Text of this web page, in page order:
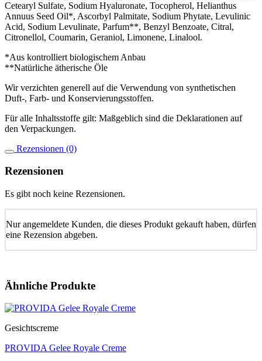
Cetearyl Sulfate, Sodium Hyaluronate, Tocopherol, Helianthus
Annuus Seed Oil*, Ascorbyl Palmitate, Sodium Phytate, Levulinic
Acid, Sodium Levulinate, Parfum**, Benzyl Benzoate, Citral,
Citronellol, Coumarin, Geraniol, Limonene, Linalool.
*Aus kontrolliert biologischem Anbau
**Natürliche ätherische Öle
Wir verzichten generell auf die Verwendung von synthetischen
Duft-, Farb- und Konservierungsstoffen.
Für alle Inhaltsstoffe gilt: Maßgeblich sind die Deklarationen auf
den Verpackungen.
Rezensionen (0)
Rezensionen
Es gibt noch keine Rezensionen.
Nur angemeldete Kunden, die dieses Produkt gekauft haben, dürfen
eine Rezension abgeben.
Ähnliche Produkte
Gesichtscreme
PROVIDA Gelee Royale Creme